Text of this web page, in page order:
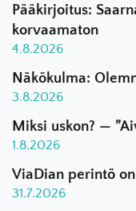
Pääkirjoitus:
korvaamaton
4.8.2026
Näkökulma:
3.8.2026
Miksi uskon? —
1.8.2026
ViaDian perintö
31.7.2026